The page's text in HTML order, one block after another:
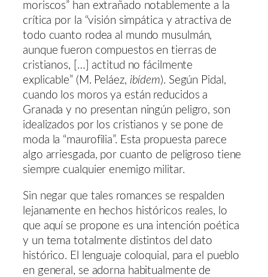
moriscos” han extrañado notablemente a la
crítica por la “visión simpática y atractiva de
todo cuanto rodea al mundo musulmán,
aunque fueron compuestos en tierras de
cristianos, […] actitud no fácilmente
explicable” (M. Peláez, ibídem). Según Pidal,
cuando los moros ya están reducidos a
Granada y no presentan ningún peligro, son
idealizados por los cristianos y se pone de
moda la “maurofilia”. Esta propuesta parece
algo arriesgada, por cuanto de peligroso tiene
siempre cualquier enemigo militar.
Sin negar que tales romances se respalden
lejanamente en hechos históricos reales, lo
que aquí se propone es una intención poética
y un tema totalmente distintos del dato
histórico. El lenguaje coloquial, para el pueblo
en general, se adorna habitualmente de